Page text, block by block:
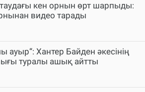
кен орнын өрт шарпыды:
видео тарады
ауыр“: Хантер Байден әкесінің
туралы ашық айтты